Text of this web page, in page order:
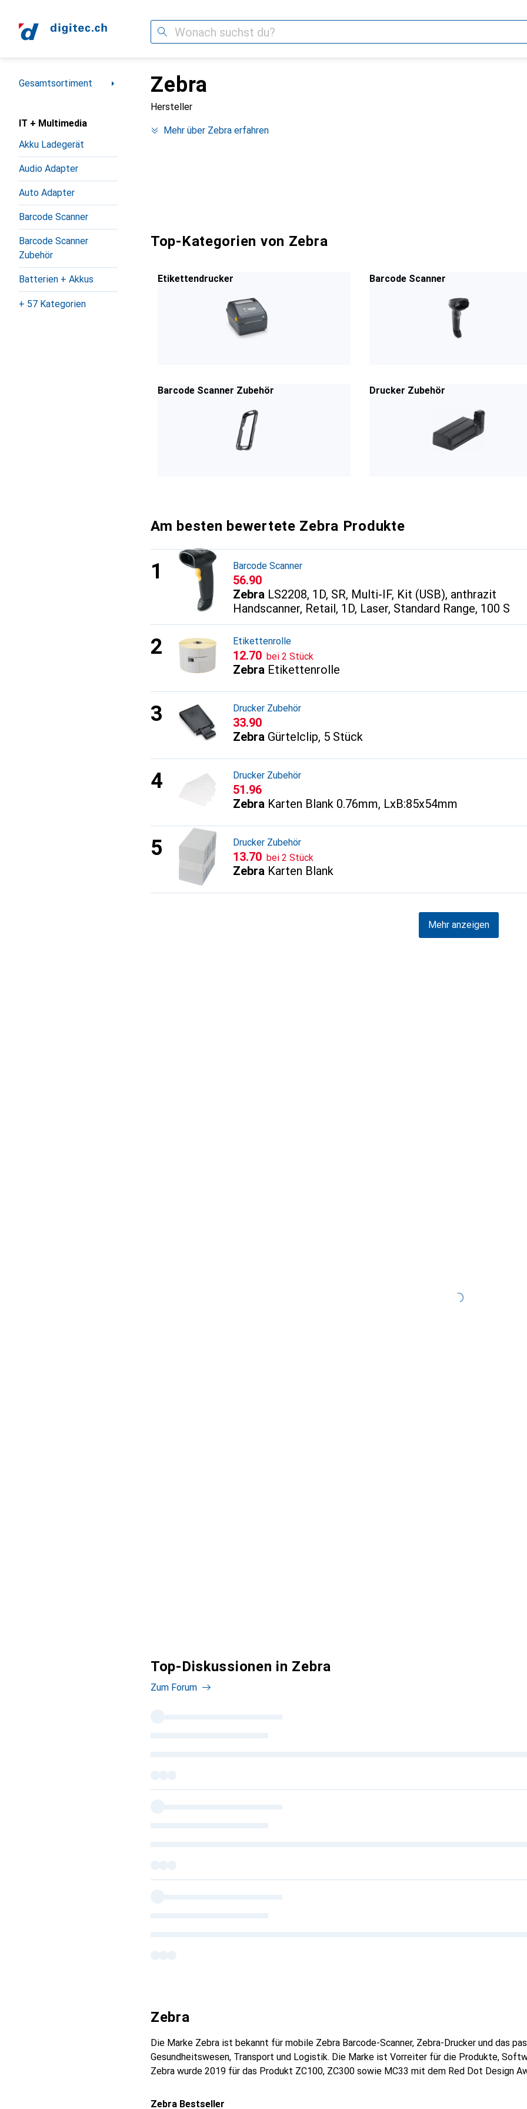
Suche
Navigation nach Kategorien
Gesamtsortiment
IT + Multimedia
Akku Ladegerät
Audio Adapter
Auto Adapter
Barcode Scanner
Barcode Scanner
Zubehör
Batterien + Akkus
+ 57 Kategorien
Zebra
Hersteller
Mehr über Zebra erfahren
Top-Kategorien von Zebra
Etikettendrucker Barcode Scanner
Barcode Scanner Zubehör Drucker Zubehör
Am besten bewertete Zebra Produkte
Barcode Scanner
CHF
56.90
Zebra LS2208, 1D, SR, Multi-IF, Kit (USB), anthrazit
Handscanner, Retail, 1D, Laser, Standard Range, 100 S
Etikettenrolle
CHF
12.70 bei 2 Stück
Zebra Etikettenrolle
Drucker Zubehör
CHF
33.90
Zebra Gürtelclip, 5 Stück
Drucker Zubehör
CHF
51.96
Zebra Karten Blank 0.76mm, LxB:85x54mm
Drucker Zubehör
CHF
13.70 bei 2 Stück
Zebra Karten Blank
Mehr anzeigen
Top-Diskussionen in Zebra
Zum Forum
Zebra
Die Marke Zebra ist bekannt für mobile Zebra Barcode-Scanner, Zebra-Drucker und das
Gesundheitswesen, Transport und Logistik. Die Marke ist Vorreiter für die Produkte,
Zebra wurde 2019 für das Produkt ZC100, ZC300 sowie MC33 mit dem Red Dot Design
Zebra Bestseller